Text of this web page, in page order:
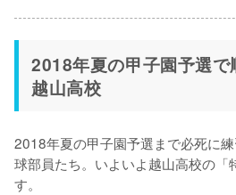
2018年夏の甲子園予選
越山高校
2018年夏の甲子園予選まで必死に
球部員たち。いよいよ越山高校の「
す。